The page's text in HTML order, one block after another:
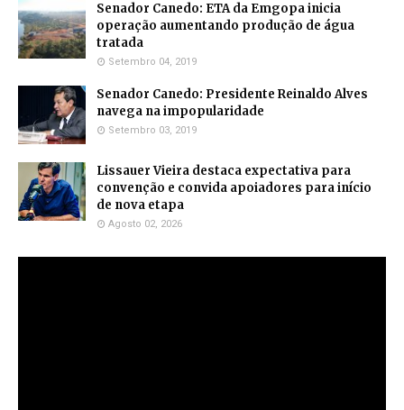
Senador Canedo: ETA da Emgopa inicia
operação aumentando produção de água
tratada
Setembro 04, 2019
Senador Canedo: Presidente Reinaldo Alves
navega na impopularidade
Setembro 03, 2019
Lissauer Vieira destaca expectativa para
convenção e convida apoiadores para início
de nova etapa
Agosto 02, 2026